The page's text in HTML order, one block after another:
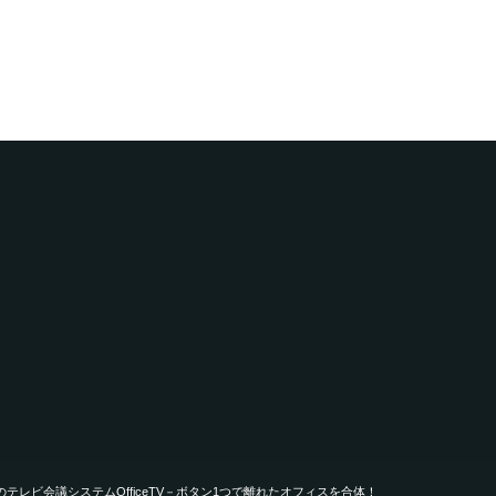
レビ会議システムOfficeTV－ボタン1つで離れたオフィスを合体！